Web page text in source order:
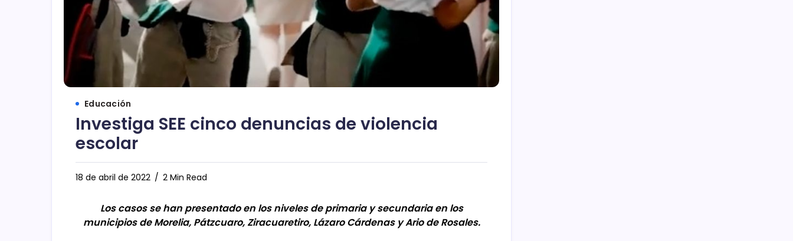
Educación
Investiga SEE cinco denuncias de violencia
escolar
18 de abril de 2022 2 Min Read
Los casos se han presentado en los niveles de primaria y secundaria en los
municipios de Morelia, Pátzcuaro, Ziracuaretiro, Lázaro Cárdenas y Ario de Rosales.